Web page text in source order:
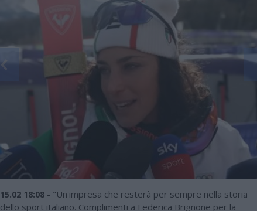
15.02 18:08 - "Un'impresa che resterà per sempre nella storia
dello sport italiano. Complimenti a Federica Brignone per la